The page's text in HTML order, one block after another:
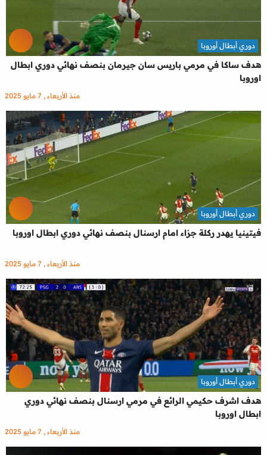
هدف ساكا في مرمي باريس سان جيرمان بنصف نهائي دوري ابطال
اوروبا
دوري أبطال أوروبا
منذ الأربعاء , 7 مايو 2025
فيتينيا يهدر ركلة جزاء امام ارسنال بنصف نهائي دوري ابطال اوروبا
دوري أبطال أوروبا
منذ الأربعاء , 7 مايو 2025
هدف اشرف حكيمي الرائع في مرمي ارسنال بنصف نهائي دوري
ابطال اوروبا
دوري أبطال أوروبا
منذ الأربعاء , 7 مايو 2025